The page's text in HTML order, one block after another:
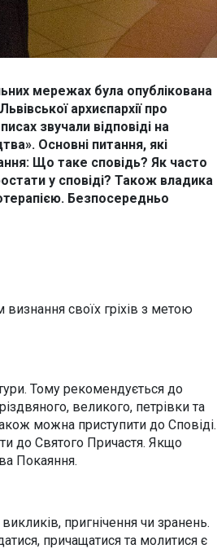
мережах була опублікована
архиєпархії про
звучали відповіді на
Основні питання, які
Що таке сповідь? Як часто
у сповіді? Також владика
Безпосередньо
своїх гріхів з метою
Тому рекомендується до
великого, петрівки та
можна приступити до Сповіді.
до Святого Причастя. Якщо
Покаяння.
пригнічення чи зранень.
причащатися та молитися є